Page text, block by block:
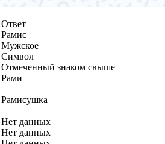
Ответ
Рамис
Мужское
Символ
Отмеченный знаком свыше
Рами
Рамисушка
Нет данных
Нет данных